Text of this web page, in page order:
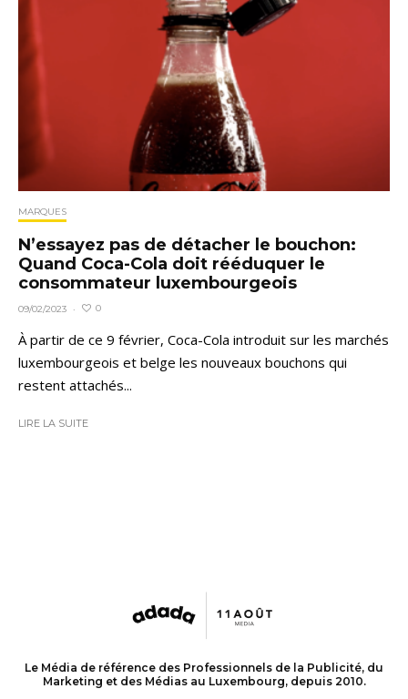
MARQUES
N’essayez pas de détacher le bouchon:
Quand Coca-Cola doit rééduquer le
consommateur luxembourgeois
09/02/2023 · 0
À partir de ce 9 février, Coca-Cola introduit sur les marchés
luxembourgeois et belge les nouveaux bouchons qui
restent attachés...
LIRE LA SUITE
Le Média de référence des Professionnels de la Publicité, du
Marketing et des Médias au Luxembourg, depuis 2010.